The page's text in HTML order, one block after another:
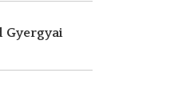
Gyergyai